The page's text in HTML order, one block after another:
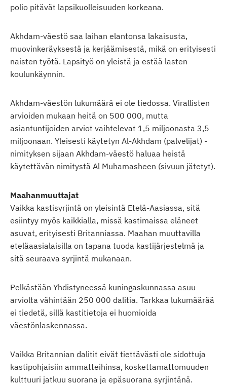
polio pitävät lapsikuolleisuuden korkeana.
Akhdam-väestö saa laihan elantonsa lakaisusta,
muovinkeräyksestä ja kerjäämisestä, mikä on erityisesti
naisten työtä. Lapsityö on yleistä ja estää lasten
koulunkäynnin.
Akhdam-väestön lukumäärä ei ole tiedossa. Virallisten
arvioiden mukaan heitä on 500 000, mutta
asiantuntijoiden arviot vaihtelevat 1,5 miljoonasta 3,5
miljoonaan. Yleisesti käytetyn Al-Akhdam (palvelijat) -
nimityksen sijaan Akhdam-väestö haluaa heistä
käytettävän nimitystä Al Muhamasheen (sivuun jätetyt).
Maahanmuuttajat
Vaikka kastisyrjintä on yleisintä Etelä-Aasiassa, sitä
esiintyy myös kaikkialla, missä kastimaissa eläneet
asuvat, erityisesti Britanniassa. Maahan muuttavilla
eteläaasialaisilla on tapana tuoda kastijärjestelmä ja
sitä seuraava syrjintä mukanaan.
Pelkästään Yhdistyneessä kuningaskunnassa asuu
arviolta vähintään 250 000 dalitia. Tarkkaa lukumäärää
ei tiedetä, sillä kastitietoja ei huomioida
väestönlaskennassa.
Vaikka Britannian dalitit eivät tiettävästi ole sidottuja
kastipohjaisiin ammatteihinsa, koskettamattomuuden
kulttuuri jatkuu suorana ja epäsuorana syrjintänä.